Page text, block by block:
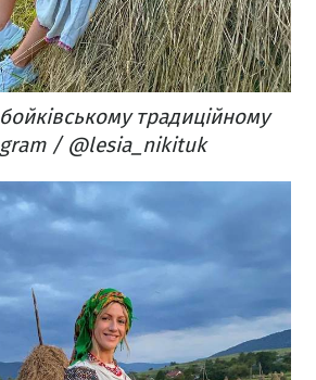
традиційному
/ @lesia_nikituk